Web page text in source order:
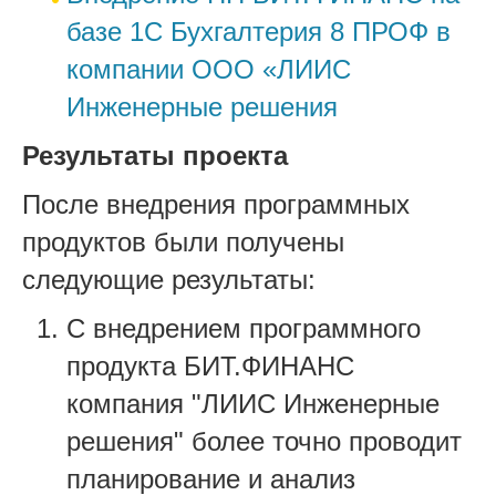
базе 1С Бухгалтерия 8 ПРОФ в
компании ООО «ЛИИС
Инженерные решения
Результаты проекта
После внедрения программных
продуктов были получены
следующие результаты:
С внедрением программного
продукта БИТ.ФИНАНС
компания "ЛИИС Инженерные
решения" более точно проводит
планирование и анализ